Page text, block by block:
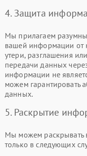
4. Защита
Мы прилагаем
вашей информации от
утери, разглашения
передачи данных
информации не
можем гарантировать
данных.
5. Раскрытие
Мы можем раскрывать
только в следующих